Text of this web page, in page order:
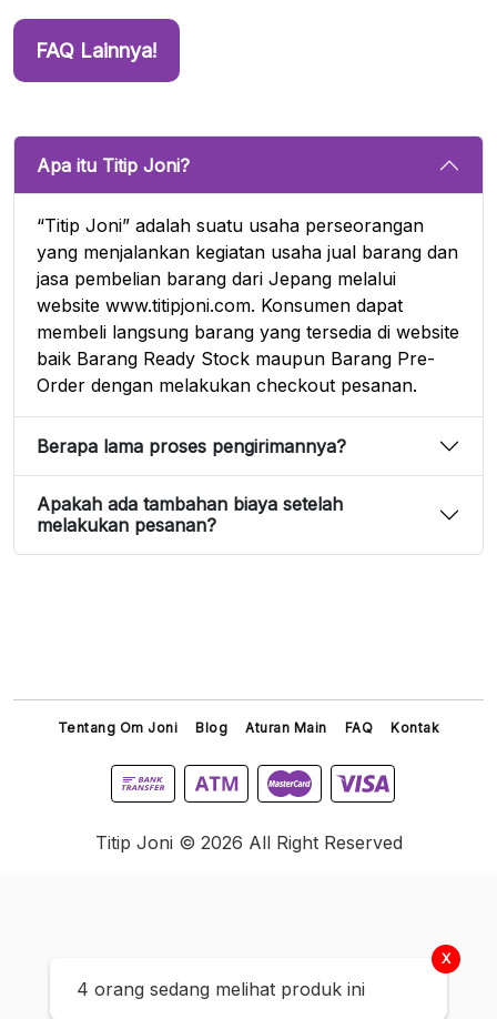
X
4 orang sedang melihat produk ini
FAQ Lainnya!
Apa itu Titip Joni?
“Titip Joni” adalah suatu usaha perseorangan
yang menjalankan kegiatan usaha jual barang dan
jasa pembelian barang dari Jepang melalui
website www.titipjoni.com. Konsumen dapat
membeli langsung barang yang tersedia di website
baik Barang Ready Stock maupun Barang Pre-
Order dengan melakukan checkout pesanan.
Berapa lama proses pengirimannya?
Apakah ada tambahan biaya setelah
melakukan pesanan?
Tentang Om Joni Blog Aturan Main FAQ Kontak
Titip Joni © 2026 All Right Reserved